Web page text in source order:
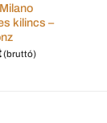
kilincs –
(bruttó)